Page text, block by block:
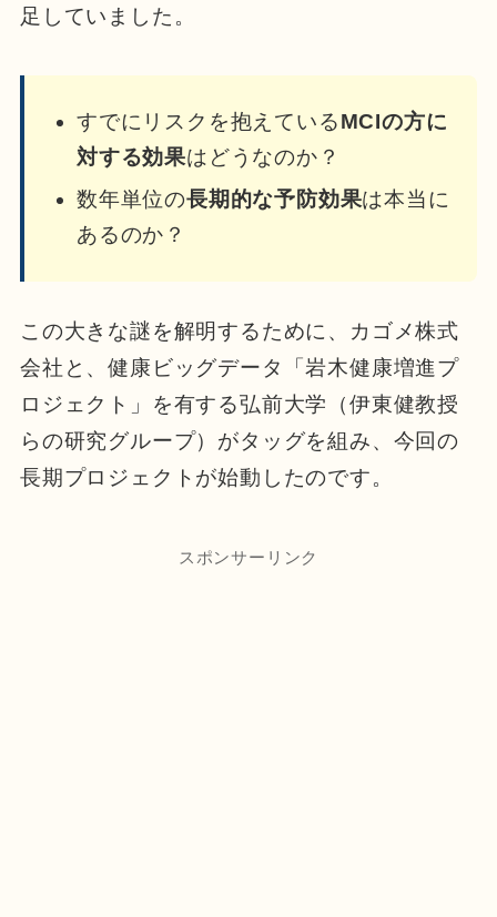
足していました。
すでにリスクを抱えているMCIの方に
対する効果はどうなのか？
数年単位の長期的な予防効果は本当に
あるのか？
この大きな謎を解明するために、カゴメ株式
会社と、健康ビッグデータ「岩木健康増進プ
ロジェクト」を有する弘前大学（伊東健教授
らの研究グループ）がタッグを組み、今回の
長期プロジェクトが始動したのです。
スポンサーリンク